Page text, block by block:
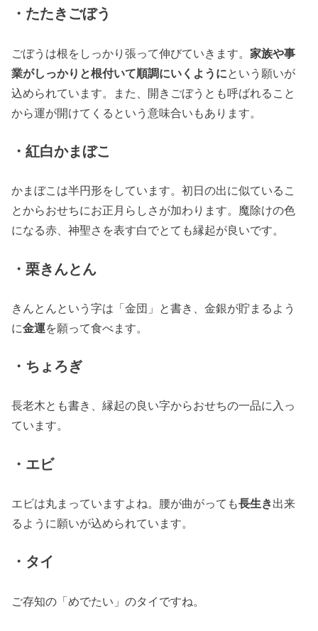
・たたきごぼう
ごぼうは根をしっかり張って伸びていきます。家族や事
業がしっかりと根付いて順調にいくように という願いが
込められています。また、開きごぼうとも呼ばれること
から運が開けてくるという意味合いもあります。
・紅白かまぼこ
かまぼこは半円形をしています。初日の出に似ているこ
とからおせちにお正月らしさが加わります。魔除けの色
になる赤、神聖さを表す白でとても縁起が良いです。
・栗きんとん
きんとんという字は「金団」と書き、金銀が貯まるよう
に金運を願って食べます。
・ちょろぎ
長老木とも書き、縁起の良い字からおせちの一品に入っ
ています。
・エビ
エビは丸まっていますよね。腰が曲がっても長生き出来
るように願いが込められています。
・タイ
ご存知の「めでたい」のタイですね。